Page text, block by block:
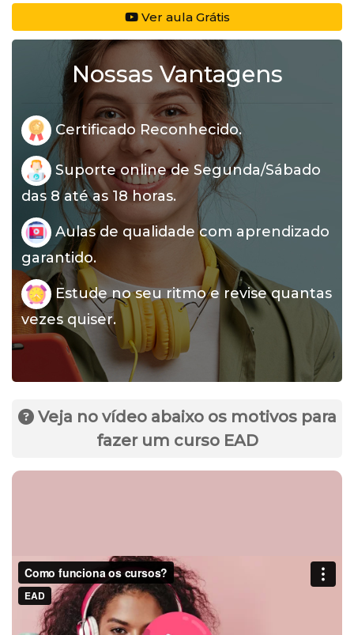
Ver aula Grátis
Nossas Vantagens
Certificado Reconhecido.
Suporte online de Segunda/Sábado
das 8 até as 18 horas.
Aulas de qualidade com aprendizado
garantido.
Estude no seu ritmo e revise quantas
vezes quiser.
Veja no vídeo abaixo os motivos para
fazer um curso EAD